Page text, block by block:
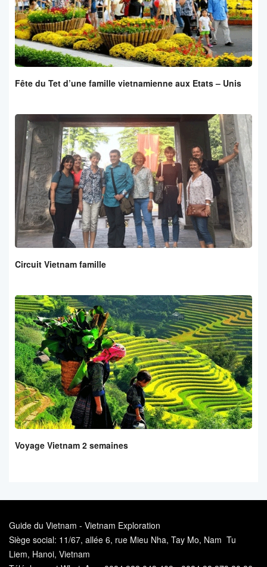
Fête du Tet d’une famille vietnamienne aux Etats – Unis
Circuit Vietnam famille
Voyage Vietnam 2 semaines
Guide du Vietnam - Vietnam Exploration
Siège social: 11/67, allée 6, rue Mieu Nha, Tay Mo, Nam Tu
Liem, Hanoi, Vietnam